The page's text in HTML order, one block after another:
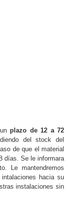
unplazo de 12 a 72
del stock del
de que el material
días. Se le informara
Le mantendremos
hacia su
instalaciones sin